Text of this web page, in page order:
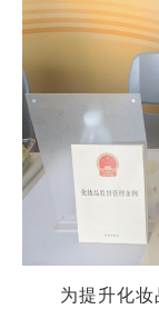
为提升化妆品